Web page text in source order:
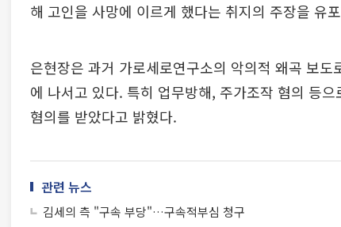
해 고인을 사망에 이르게 했다는 취지의 주장을 유
은현장은 과거 가로세로연구소의 악의적 왜곡 보
에 나서고 있다. 특히 업무방해, 주가조작 혐의 등
혐의를 받았다고 밝혔다.
관련 뉴스
김세의 측 "구속 부당"…구속적부심 청구